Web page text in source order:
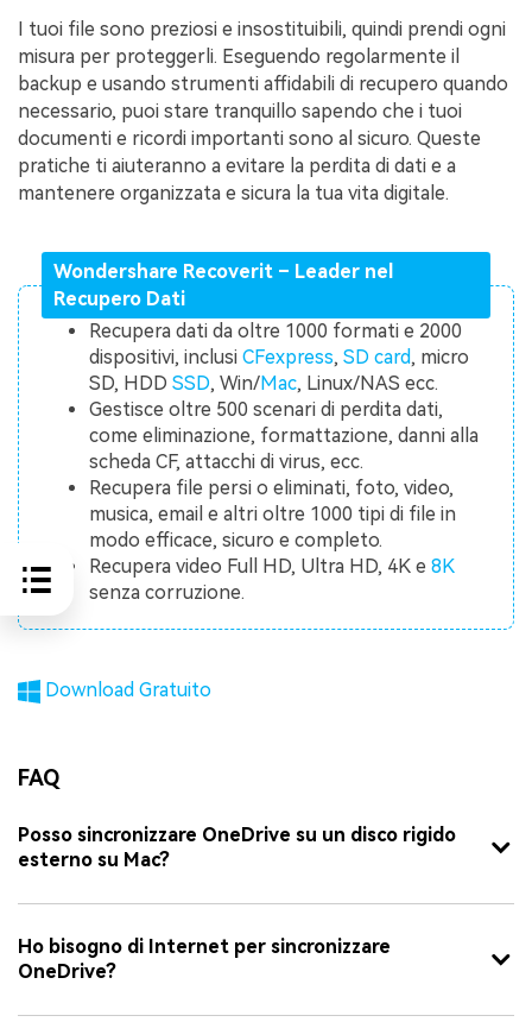
I tuoi file sono preziosi e insostituibili, quindi prendi ogni
misura per proteggerli. Eseguendo regolarmente il
backup e usando strumenti affidabili di recupero quando
necessario, puoi stare tranquillo sapendo che i tuoi
documenti e ricordi importanti sono al sicuro. Queste
pratiche ti aiuteranno a evitare la perdita di dati e a
mantenere organizzata e sicura la tua vita digitale.
Wondershare Recoverit – Leader nel
Recupero Dati
Recupera dati da oltre 1000 formati e 2000
dispositivi, inclusiCFexpress,SD card, micro
SD, HDDSSD, Win/Mac, Linux/NAS ecc.
Gestisce oltre 500 scenari di perdita dati,
come eliminazione, formattazione, danni alla
scheda CF, attacchi di virus, ecc.
Recupera file persi o eliminati, foto, video,
musica, email e altri oltre 1000 tipi di file in
modo efficace, sicuro e completo.
Recupera video Full HD, Ultra HD, 4K e8K
senza corruzione.
Download Gratuito
FAQ
Posso sincronizzare OneDrive su un disco rigido
esterno su Mac?
Ho bisogno di Internet per sincronizzare
OneDrive?